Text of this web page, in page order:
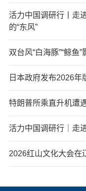
活力中国调研行丨走
的“东风”
双台风“白海豚”“鲸鱼
日本政府发布2026年
特朗普所乘直升机遭
活力中国调研行｜走
2026红山文化大会在